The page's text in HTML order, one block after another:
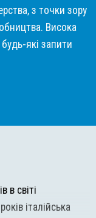
з точки зору
Висока
які запити
в світі
італійська